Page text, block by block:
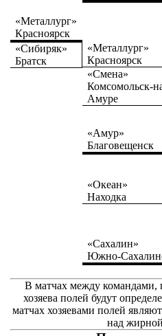
«Металлург»
Красноярск
«Металлург»
Красноярск
«Сибиряк»
Братск
«Смена»
Комсомольск-
Амуре
«Амур»
Благовещенск
«Океан»
Находка
«Сахалин»
Южно-
В матчах между командами,
хозяева полей будут
матчах хозяевами полей
над